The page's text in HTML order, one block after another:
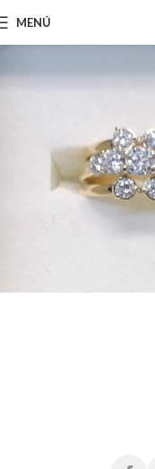
MENÚ